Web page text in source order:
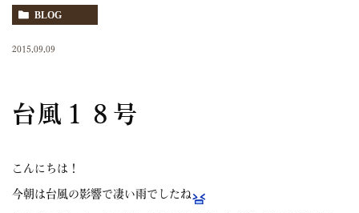
BLOG
2015.09.09
台風１８号
こんにちは！
今朝は台風の影響で凄い雨でしたね